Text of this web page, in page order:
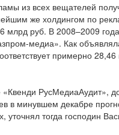
из всех вещателей
же холдингом по
руб. В 2008–2009
медиа». Как
примерно
РусМедиаАудит»,
минувшем декабре
тогда господин